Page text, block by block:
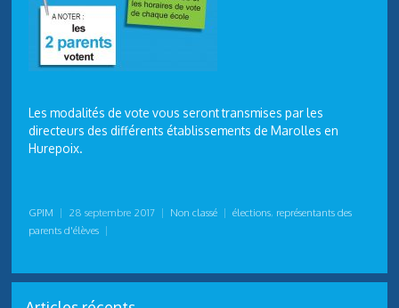
Les modalités de vote vous seront transmises par les
directeurs des différents établissements de Marolles en
Hurepoix.
GPIM | 28 septembre 2017 | Non classé | élections, représentants des
parents d'élèves |